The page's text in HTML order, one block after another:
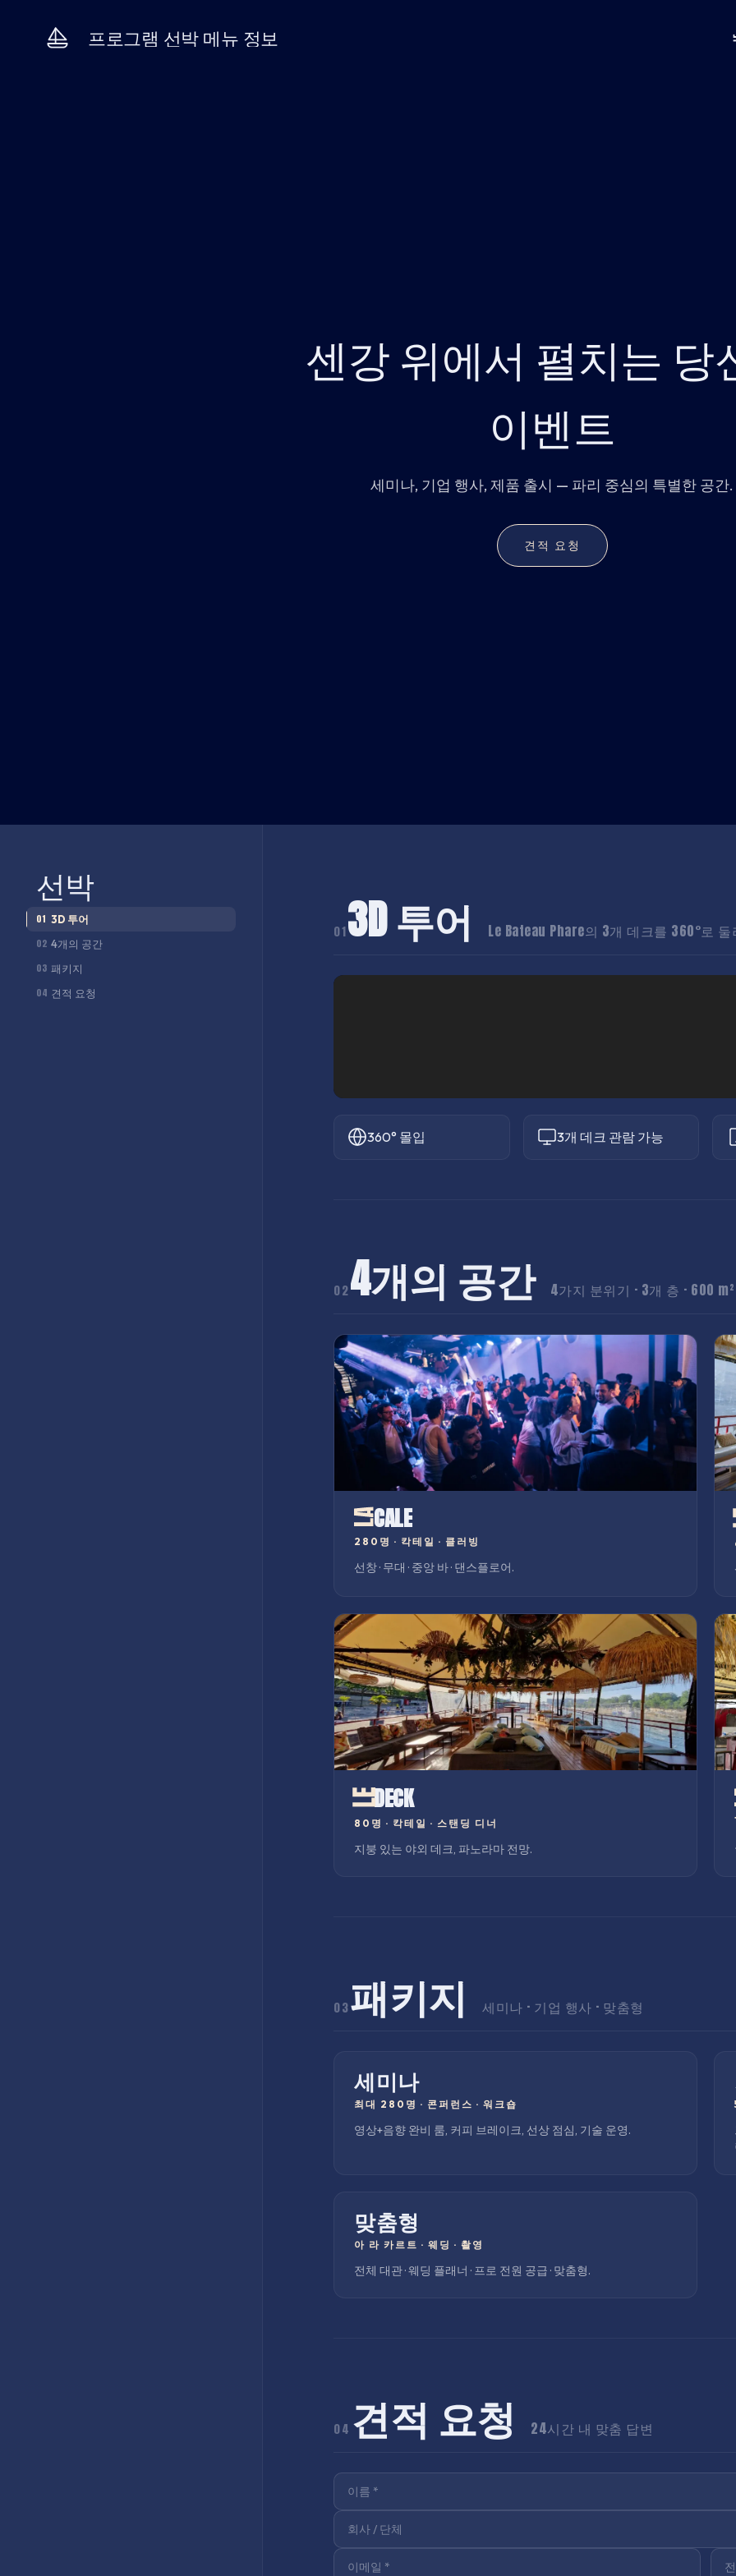
프로그램 선박메뉴 정보
센강 위에서 펼치는 당
이벤트
세미나, 기업 행사, 제품 출시 — 파리 중심의 특별한 공간.
견적 요청
선박
01 3D 투어
02 4개의 공간
03 패키지
04 견적 요청
013D 투어 Le Bateau Phare의 3개 데크를 360°로
360° 몰입 3개 데크 관람 가능
024개의 공간 4가지 분위기 · 3개 층 · 600 m²
CALE
280명 · 칵테일 · 클러빙
선창 · 무대 · 중앙 바 · 댄스플로어.
DECK
80명 · 칵테일 · 스탠딩 디너
지붕 있는 야외 데크, 파노라마 전망.
03패키지 세미나 · 기업 행사 · 맞춤형
세미나
최대 280명 · 콘퍼런스 · 워크숍
영상+음향 완비 룸, 커피 브레이크, 선상 점심, 기술 운영.
맞춤형
아 라 카르트 · 웨딩 · 촬영
전체 대관 · 웨딩 플래너 · 프로 전원 공급 · 맞춤형.
04 견적 요청 24시간 내 맞춤 답변